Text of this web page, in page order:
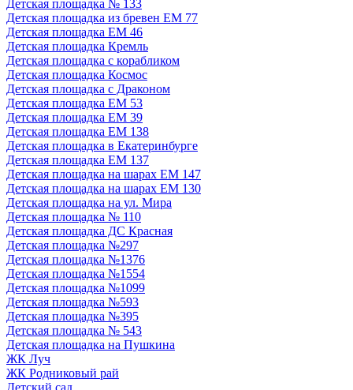
Детская площадка № 133
Детская площадка из бревен ЕМ 77
Детская площадка ЕМ 46
Детская площадка Кремль
Детская площадка с корабликом
Детская площадка Космос
Детская площадка с Драконом
Детская площадка ЕМ 53
Детская площадка ЕМ 39
Детская площадка ЕМ 138
Детская площадка в Екатеринбурге
Детская площадка ЕМ 137
Детская площадка на шарах ЕМ 147
Детская площадка на шарах ЕМ 130
Детская площадка на ул. Мира
Детская площадка № 110
Детская площадка ДС Красная
Детская площадка №297
Детская площадка №1376
Детская площадка №1554
Детская площадка №1099
Детская площадка №593
Детская площадка №395
Детская площадка № 543
Детская площадка на Пушкина
ЖК Луч
ЖК Родниковый рай
Детский сад